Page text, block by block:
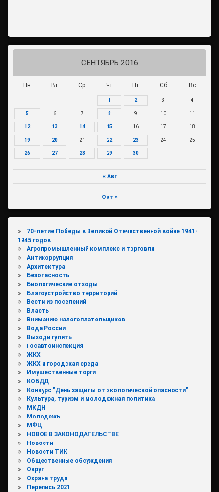
СЕНТЯБРЬ 2016
Пн Вт Ср Чт Пт Сб Вс
1 2 3 4
5 6 7 8 9 10 11
12 13 14 15 16 17 18
19 20 21 22 23 24 25
26 27 28 29 30
« Авг
Окт »
70-летие Победы в Великой Отечественной войне 1941-
1945 годов
Агропромышленный комплекс и торговля
Антикоррупция
Архитектура
Безопасность
Биологические отходы
Благоустройство территорий
Вести из поселений
Власть
Вниманию налогоплательщиков
Вода России
Выходи гулять
Госавтоинспекция
ЖКХ
ЖКХ и городская среда
Имущественные торги
КОБДД
Конкурс "День защиты от экологической опасности"
Культура, туризм и молодежная политика
МКДН
Молодежь
МФЦ
НОВОЕ В ЗАКОНОДАТЕЛЬСТВЕ
Новости
Новости ТИК
Общественные обсуждения
Округ
Охрана труда
Перепись 2021